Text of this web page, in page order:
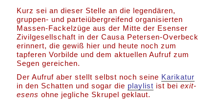
Kurz sei an dieser Stelle an die legendären,
gruppen- und parteiübergreifend organisierten
Massen-Fackelzüge aus der Mitte der Esenser
Zivilgesellschaft in der Causa Petersen-Overbeck
erinnert, die gewiß hier und heute noch zum
tapferen Vorbilde und dem aktuellen Aufruf zum
Segen gereichen.
Der Aufruf aber stellt selbst noch seine Karikatur
in den Schatten und sogar die playlist ist beiexit-
esens ohne jegliche Skrupel geklaut.